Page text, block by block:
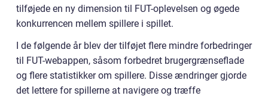
tilføjede en ny dimension til FUT-oplevelsen og øgede
konkurrencen mellem spillere i spillet.
I de følgende år blev der tilføjet flere mindre forbedringer
til FUT-webappen, såsom forbedret brugergrænseflade
og flere statistikker om spillere. Disse ændringer gjorde
det lettere for spillerne at navigere og træffe